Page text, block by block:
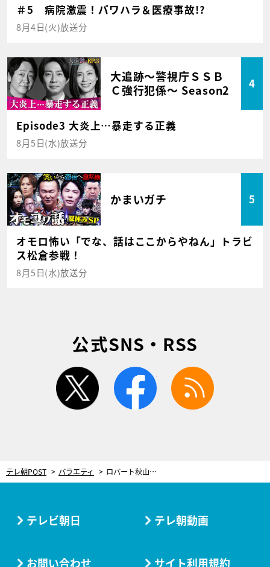
＃5 病院激震！パワハラ＆医療事故!?
8月4日(火)放送分
大追跡～警視庁ＳＳＢ
Ｃ強行犯係～ Season2
4
Episode3 大炎上…暴走する正義
8月5日(水)放送分
かまいガチ 5
オモロ怖い「でな、話はここからやねん」トラビ
ス松倉参戦！
8月5日(水)放送分
公式SNS・RSS
twitter facebook
テレ朝POST バラエティ ロバート秋山による“新感覚ロケバラエティ”が誕生！「このシリーズ続けていきたい」
テレビ朝日 テレ朝動画
お問い合わせ サイト利用規約